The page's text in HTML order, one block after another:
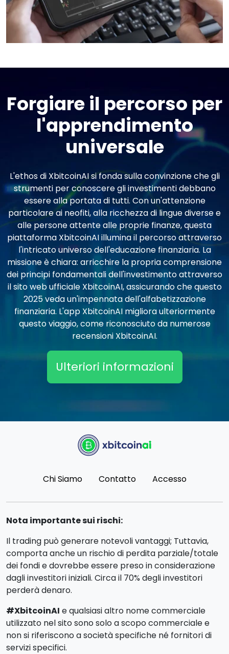
Forgiare il percorso per
l'apprendimento
universale
L'ethos di XbitcoinAI si fonda sulla convinzione che gli
strumenti per conoscere gli investimenti debbano
essere alla portata di tutti. Con un'attenzione
particolare ai neofiti, alla ricchezza di lingue diverse e
alle persone attente alle proprie finanze, questa
piattaforma XbitcoinAI illumina il percorso attraverso
l'intricato universo dell'educazione finanziaria. La
missione è chiara: arricchire la propria comprensione
dei principi fondamentali dell'investimento attraverso
il sito web ufficiale XbitcoinAI, assicurando che questo
2025 veda un'impennata dell'alfabetizzazione
finanziaria. L'app XbitcoinAI migliora ulteriormente
questo viaggio, come riconosciuto da numerose
recensioni XbitcoinAI.
Ulteriori informazioni
Chi Siamo Contatto Accesso
Nota importante sui rischi:
Il trading può generare notevoli vantaggi; Tuttavia,
comporta anche un rischio di perdita parziale/totale
dei fondi e dovrebbe essere preso in considerazione
dagli investitori iniziali. Circa il 70% degli investitori
perderà denaro.
#XbitcoinAI e qualsiasi altro nome commerciale
utilizzato nel sito sono solo a scopo commerciale e
non si riferiscono a società specifiche né fornitori di
servizi specifici.